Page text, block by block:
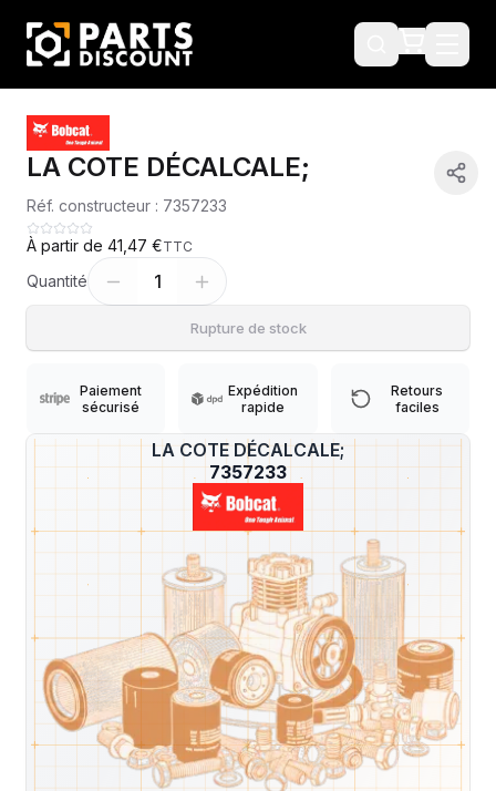
?
LA COTE DÉCALCALE;
7357233
LA COTE DÉCALCALE;
Réf. constructeur : 7357233
À partir de 41,47 €TTC
Quantité 1
Rupture de stock
Paiement
sécurisé
Expédition
rapide
Retours
faciles
Machines compatibles
Expédition et Retours
sous 48-
72h
—
Sous réserve de disponibilité des stocks.
Livraison estimée 24h/48h par les
transporteurs.
France
métropolitaine
Livraison exclusivement en France
métropolitaine (hors Corse et DOM-
TOM).
Pas de surprise : le coût exact est